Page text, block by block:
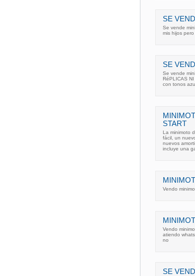
SE
Se vende
mis hijos
SE
Se vende
RéPLICAS
con tonos
START
La minimoto
fácil, un
nuevos
incluye una
Vendo
Vendo
atiendo
no
SE